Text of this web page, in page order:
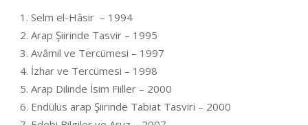
Selm el-Hâsir – 1994
Arap Şiirinde Tasvir – 1995
Avâmil ve Tercümesi – 1997
İzhar ve Tercümesi – 1998
Arap Dilinde İsim Fiiller – 2000
Endülüs arap Şiirinde Tabiat Tasviri – 2000